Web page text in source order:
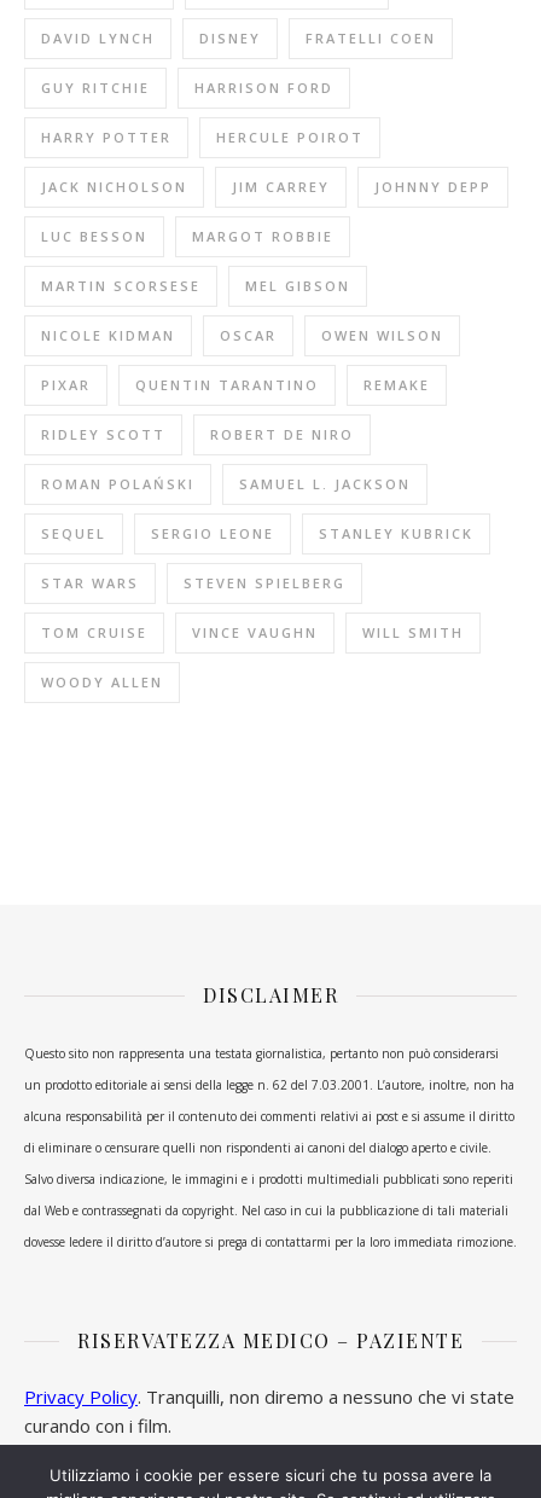
DAVID LYNCH DISNEY FRATELLI COEN
GUY RITCHIE HARRISON FORD
HARRY POTTER HERCULE POIROT
JACK NICHOLSON JIM CARREY JOHNNY DEPP
LUC BESSON MARGOT ROBBIE
MARTIN SCORSESE MEL GIBSON
NICOLE KIDMAN OSCAR OWEN WILSON
PIXAR QUENTIN TARANTINO REMAKE
RIDLEY SCOTT ROBERT DE NIRO
ROMAN POLAŃSKI SAMUEL L. JACKSON
SEQUEL SERGIO LEONE STANLEY KUBRICK
STAR WARS STEVEN SPIELBERG
TOM CRUISE VINCE VAUGHN WILL SMITH
WOODY ALLEN
DISCLAIMER
Questo sito non rappresenta una testata giornalistica, pertanto non può considerarsi
un prodotto editoriale ai sensi della legge n. 62 del 7.03.2001. L’autore, inoltre, non ha
alcuna responsabilità per il contenuto dei commenti relativi ai post e si assume il diritto
di eliminare o censurare quelli non rispondenti ai canoni del dialogo aperto e civile.
Salvo diversa indicazione, le immagini e i prodotti multimediali pubblicati sono reperiti
dal Web e contrassegnati da copyright. Nel caso in cui la pubblicazione di tali materiali
dovesse ledere il diritto d’autore si prega di contattarmi per la loro immediata rimozione.
RISERVATEZZA MEDICO – PAZIENTE
Privacy Policy. Tranquilli, non diremo a nessuno che vi state
curando con i film.
Utilizziamo i cookie per essere sicuri che tu possa avere la